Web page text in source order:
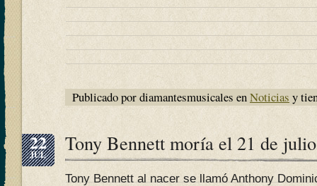
Publicado por diamantesmusicales enNoticias y
22
JUL Tony Bennett moría el 21 de
Tony Bennett al nacer se llamó Anthony